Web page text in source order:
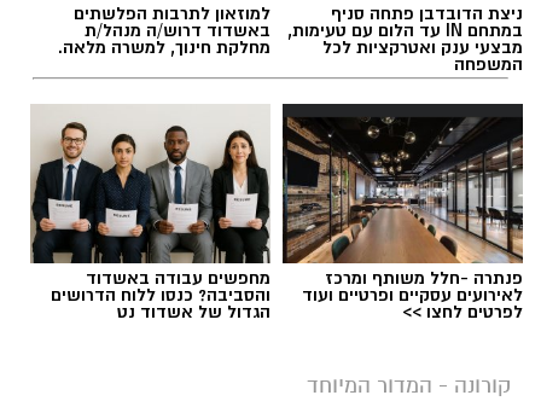
ניצת הדובדבן פתחה סניף
במתחם IN עד הלום עם טעימות,
מבצעי ענק ואטרקציות לכל
המשפחה
למוזאון לתרבות הפלשתים
באשדוד דרוש/ה מנהל/ת
מחלקת חינוך, למשרה מלאה.
פנתרה -חלל משותף ומרכז
לאירועים עסקיים ופרטיים ועוד
לפרטים לחצו >>
מחפשים עבודה באשדוד
והסביבה? כנסו ללוח הדרושים
הגדול של אשדוד נט
קורונה - המדור המיוחד